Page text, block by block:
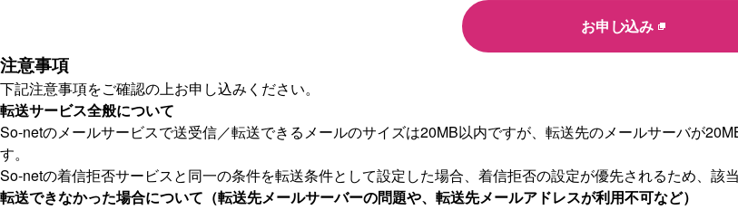
お申し込み
注意事項
下記注意事項をご確認の上お申し込みください。
転送サービス全般について
So-netのメールサービスで送受信／転送できるメールのサイズは20MB以内ですが、転送先のメールサーバが
す。
So-netの着信拒否サービスと同一の条件を転送条件として設定した場合、着信拒否の設定が優先されるため、該
転送できなかった場合について（転送先メールサーバーの問題や、転送先メールアドレスが利用不可など）